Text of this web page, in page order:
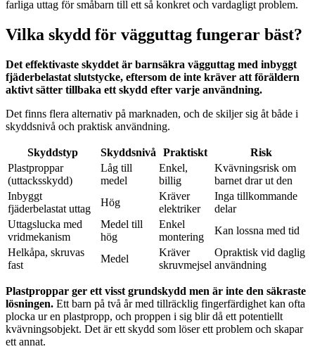
farliga uttag för småbarn till ett så konkret och vardagligt problem.
Vilka skydd för vägguttag fungerar bäst?
Det effektivaste skyddet är barnsäkra vägguttag med inbyggt
fjäderbelastat slutstycke, eftersom de inte kräver att föräldern
aktivt sätter tillbaka ett skydd efter varje användning.
Det finns flera alternativ på marknaden, och de skiljer sig åt både i
skyddsnivå och praktisk användning.
Skyddstyp Skyddsnivå Praktiskt
Risk
Plastproppar
(uttacksskydd)
Låg till
medel
Enkel,
billig
Kvävningsrisk om
barnet drar ut den
Inbyggt
fjäderbelastat uttag
Hög
Kräver
elektriker
Inga tillkommande
delar
Uttagslucka med
vridmekanism
Medel till
hög
Enkel
montering
Kan lossna med tid
Helkåpa, skruvas
fast
Medel
Kräver
skruvmejsel
Opraktisk vid daglig
användning
Plastproppar ger ett visst grundskydd men är inte den säkraste
lösningen. Ett barn på två år med tillräcklig fingerfärdighet kan ofta
plocka ur en plastpropp, och proppen i sig blir då ett potentiellt
kvävningsobjekt. Det är ett skydd som löser ett problem och skapar
ett annat.